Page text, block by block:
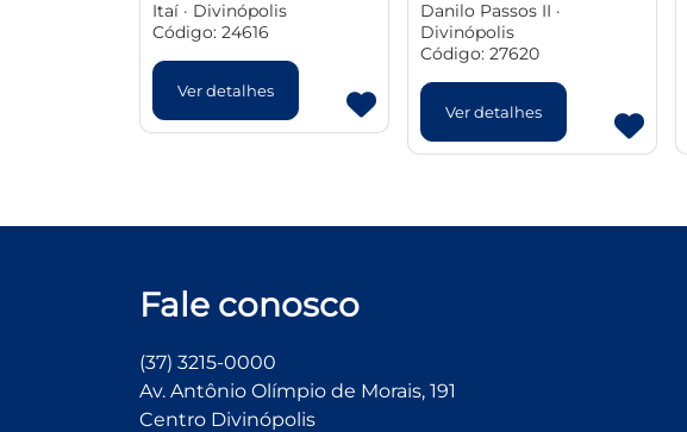
Itaí · Divinópolis
Código: 24616
Ver detalhes
Danilo Passos II ·
Divinópolis
Código: 27620
Ver detalhes
Fale conosco
(37) 3215-0000
Av. Antônio Olímpio de Morais, 191
Centro Divinópolis